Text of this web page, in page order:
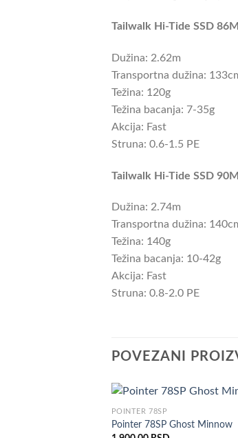
Tailwalk Hi-Tide SSD
Dužina: 2.62m
Transportna dužina:
Težina: 120g
Težina bacanja: 7-35g
Akcija: Fast
Struna: 0.6-1.5 PE
Tailwalk Hi-Tide SSD 90M
Dužina: 2.74m
Transportna dužina:
Težina: 140g
Težina bacanja: 10-42g
Akcija: Fast
Struna: 0.8-2.0 PE
POVEZANI
POINTER 78SP
Pointer 78SP Ghost Minnow